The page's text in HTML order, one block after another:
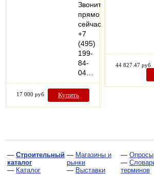
Звоните
прямо
сейчас
+7
(495)
199-
84-
04…
17 000 руб Купить
44 827.47 руб
— Строительный
каталог
— Каталог
— Магазины и
рынки
— Выставки
— Опросы
—
терминов